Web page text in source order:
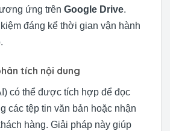
ứng trên Google Drive.
đáng kể thời gian vận hành
tích nội dung
có thể được tích hợp để đọc
các tệp tin văn bản hoặc nhận
hàng. Giải pháp này giúp